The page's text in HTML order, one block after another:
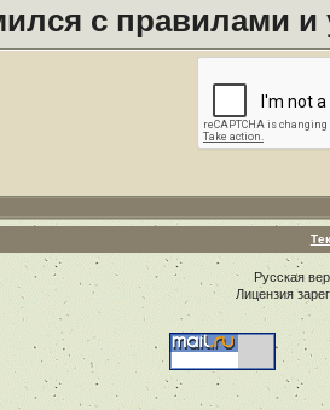
с правилами
Русская
Лицензия